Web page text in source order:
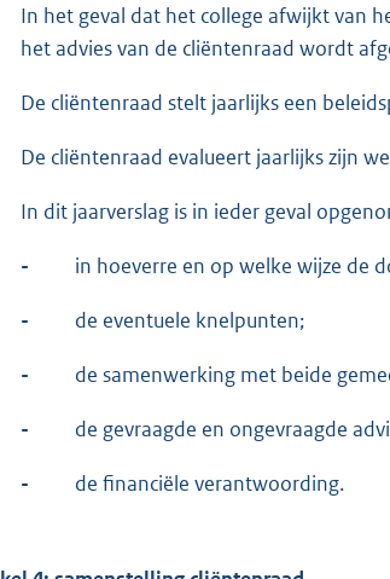
In het geval dat het college afwijkt van
het advies van de cliëntenraad wordt
De cliëntenraad stelt jaarlijks een
De cliëntenraad evalueert jaarlijks zijn
In dit jaarverslag is in ieder geval
- in hoeverre en op welke wijze de
- de eventuele knelpunten;
- de samenwerking met beide
- de gevraagde en ongevraagde
- de financiële verantwoording.